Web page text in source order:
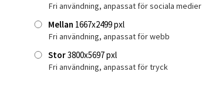
Fri användning, anpassat för sociala medier
Mellan 1667x2499 pxl
Fri användning, anpassat för webb
Stor3800x5697 pxl
Fri användning, anpassat för tryck